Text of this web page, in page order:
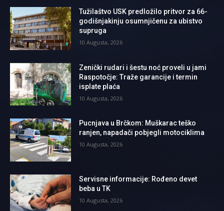
Tužilaštvo USK predložilo pritvor za 66-
godišnjakinju osumnjičenu za ubistvo
supruga
10 Augusta, 2026
Zenički rudari i šestu noć proveli u jami
Raspotočje: Traže garancije i termin
isplate plaća
10 Augusta, 2026
Pucnjava u Brčkom: Muškarac teško
ranjen, napadači pobjegli motociklima
10 Augusta, 2026
Servisne informacije: Rođeno devet
beba u TK
10 Augusta, 2026